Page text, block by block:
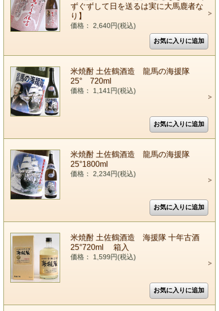
ずぐずして日を送るは実に大馬鹿者な
り】
価格： 2,640円(税込)
米焼酎 土佐鶴酒造 龍馬の海援隊
25° 720ml
価格： 1,141円(税込)
米焼酎 土佐鶴酒造 龍馬の海援隊
25°1800ml
価格： 2,234円(税込)
米焼酎 土佐鶴酒造 海援隊 十年古酒
25°720ml 箱入
価格： 1,599円(税込)